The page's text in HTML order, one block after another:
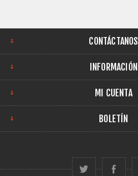
CONTÁCTANOS
INFORMACIÓN
MI CUENTA
BOLETÍN